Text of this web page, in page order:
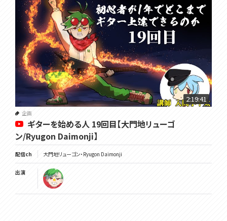
2:19:41
企画
ギターを始める人 19回目【大門地リューゴ
ン/Ryugon Daimonji】
配信ch 大門地リューゴン・Ryugon Daimonji
出演